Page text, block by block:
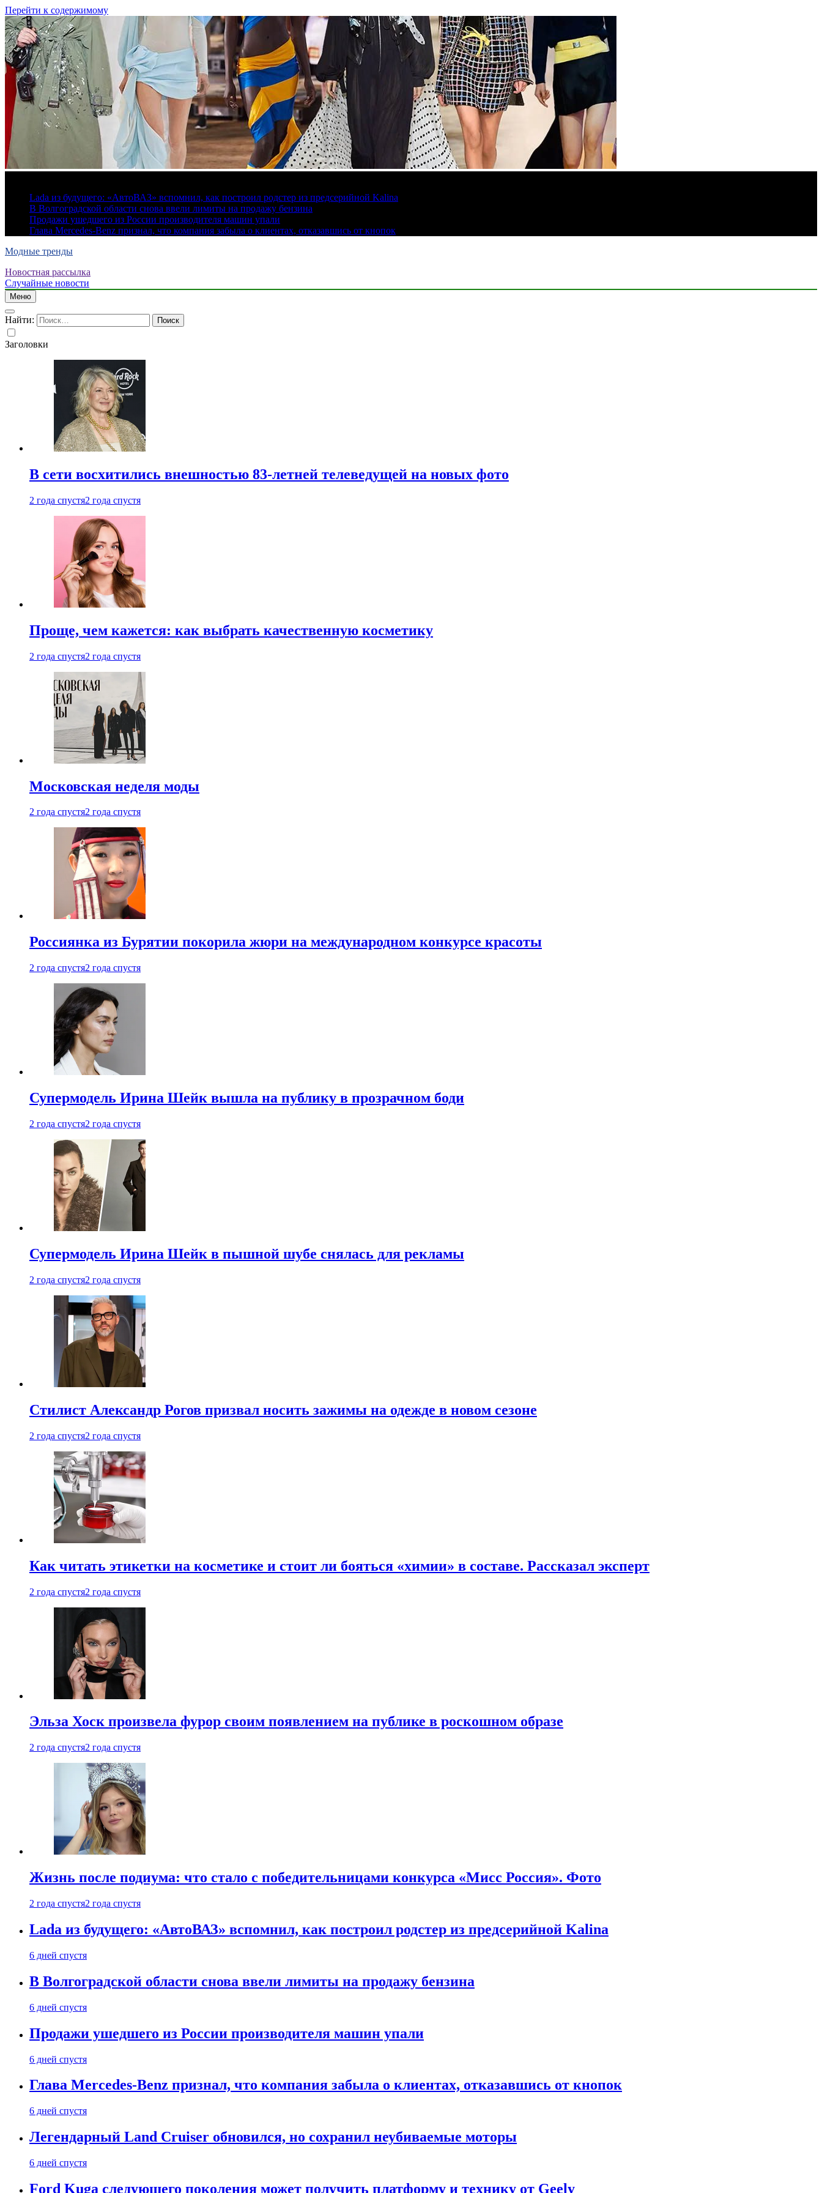
Перейти к содержимому
Lada из будущего: «АвтоВАЗ» вспомнил, как построил родстер из предсерийной Kalina
В Волгоградской области снова ввели лимиты на продажу бензина
Продажи ушедшего из России производителя машин упали
Глава Mercedes-Benz признал, что компания забыла о клиентах, отказавшись от кнопок
Модные тренды
Новостная рассылка
Случайные новости
Меню
Найти:
Заголовки
В сети восхитились внешностью 83-летней телеведущей на новых фото
2 года спустя2 года спустя
Проще, чем кажется: как выбрать качественную косметику
2 года спустя2 года спустя
Московская неделя моды
2 года спустя2 года спустя
Россиянка из Бурятии покорила жюри на международном конкурсе красоты
2 года спустя2 года спустя
Супермодель Ирина Шейк вышла на публику в прозрачном боди
2 года спустя2 года спустя
Супермодель Ирина Шейк в пышной шубе снялась для рекламы
2 года спустя2 года спустя
Стилист Александр Рогов призвал носить зажимы на одежде в новом сезоне
2 года спустя2 года спустя
Как читать этикетки на косметике и стоит ли бояться «химии» в составе. Рассказал эксперт
2 года спустя2 года спустя
Эльза Хоск произвела фурор своим появлением на публике в роскошном образе
2 года спустя2 года спустя
Жизнь после подиума: что стало с победительницами конкурса «Мисс Россия». Фото
2 года спустя2 года спустя
Lada из будущего: «АвтоВАЗ» вспомнил, как построил родстер из предсерийной Kalina
6 дней спустя
В Волгоградской области снова ввели лимиты на продажу бензина
6 дней спустя
Продажи ушедшего из России производителя машин упали
6 дней спустя
Глава Mercedes-Benz признал, что компания забыла о клиентах, отказавшись от кнопок
6 дней спустя
Легендарный Land Cruiser обновился, но сохранил неубиваемые моторы
6 дней спустя
Ford Kuga следующего поколения может получить платформу и технику от Geely